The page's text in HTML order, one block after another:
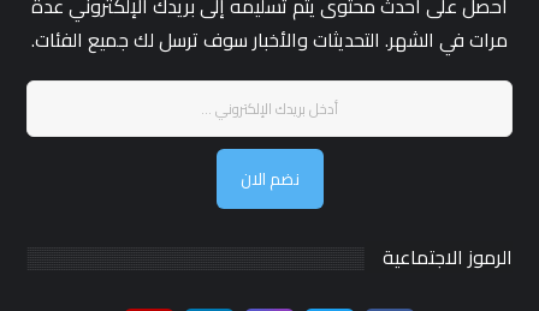
مرات في الشهر. التحديثات والأخبار سوف ترسل لك جميع الفئات.
نضم الان
الرموز الاجتماعية